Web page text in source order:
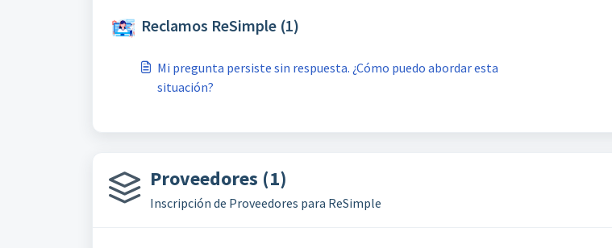
Reclamos ReSimple (1)
Mi pregunta persiste sin respuesta. ¿Cómo puedo abordar esta
situación?
Proveedores (1)
Inscripción de Proveedores para ReSimple